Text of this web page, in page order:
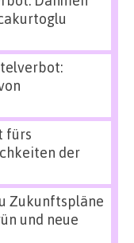
fürs
der
Zukunftspläne
und neue